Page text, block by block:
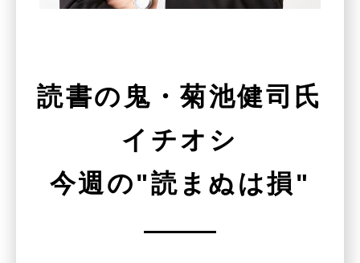
読書の鬼・菊池健司氏
イチオシ
今週の"読まぬは損"